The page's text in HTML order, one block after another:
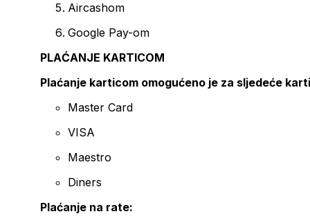
Aircashom
Google Pay-om
PLAĆANJE KARTICOM
Plaćanje karticom omogućeno je za sljedeće
Master Card
VISA
Maestro
Diners
Plaćanje na rate: